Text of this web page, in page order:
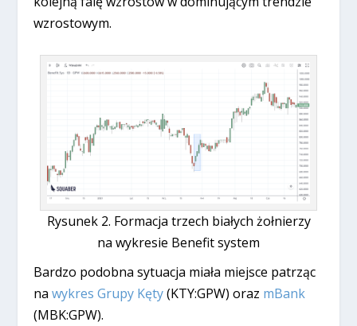
wzrostowym.
Rysunek 2. Formacja trzech białych żołnierzy
na wykresie Benefit system
Bardzo podobna sytuacja miała miejsce patrząc
nawykres Grupy Kęty(KTY:GPW) oraz mBank
(MBK:GPW).